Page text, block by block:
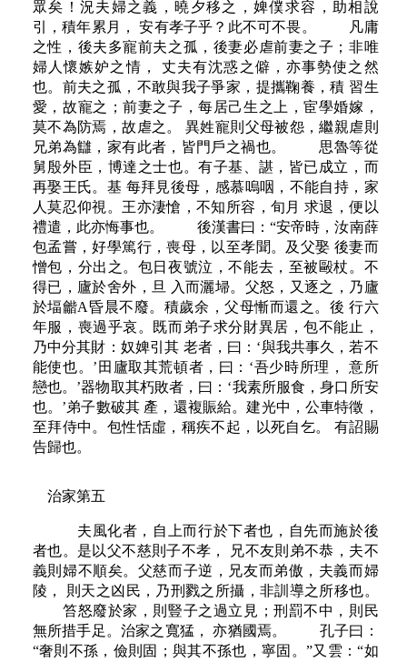
眾矣！況夫婦之義，曉夕移之，婢僕求容，助相說
引，積年累月， 安有孝子乎？此不可不畏。 凡庸
之性，後夫多寵前夫之孤，後妻必虐前妻之子；非唯
婦人懷嫉妒之情， 丈夫有沈惑之僻，亦事勢使之然
也。前夫之孤，不敢與我子爭家，提攜鞠養，積 習生
愛，故寵之；前妻之子，每居己生之上，宦學婚嫁，
莫不為防焉，故虐之。 異姓寵則父母被怨，繼親虐則
兄弟為讎，家有此者，皆門戶之禍也。 思魯等從
舅殷外臣，博達之士也。有子基、諶，皆已成立，而
再娶王氏。基 每拜見後母，感慕嗚咽，不能自持，家
人莫忍仰視。王亦淒愴，不知所容，旬月 求退，便以
禮遣，此亦悔事也。 後漢書曰：“安帝時，汝南薛
包孟嘗，好學篤行，喪母，以至孝聞。及父娶 後妻而
憎包，分出之。包日夜號泣，不能去，至被毆杖。不
得已，廬於舍外，旦 入而灑埽。父怒，又逐之，乃廬
於堛龤A昏晨不廢。積歲余，父母慚而還之。後 行六
年服，喪過乎哀。既而弟子求分財異居，包不能止，
乃中分其財：奴婢引其 老者，曰：‘與我共事久，若不
能使也。’田廬取其荒頓者，曰：‘吾少時所理， 意所
戀也。’器物取其朽敗者，曰：‘我素所服食，身口所安
也。’弟子數破其 產，還複賑給。建光中，公車特徵，
至拜侍中。包性恬虛，稱疾不起，以死自乞。 有詔賜
告歸也。
治家第五
夫風化者，自上而行於下者也，自先而施於後
者也。是以父不慈則子不孝， 兄不友則弟不恭，夫不
義則婦不順矣。父慈而子逆，兄友而弟傲，夫義而婦
陵， 則天之凶民，乃刑戮之所攝，非訓導之所移也。
笞怒廢於家，則豎子之過立見；刑罰不中，則民
無所措手足。治家之寬猛， 亦猶國焉。 孔子曰：
“奢則不孫，儉則固；與其不孫也，寧固。”又雲：“如